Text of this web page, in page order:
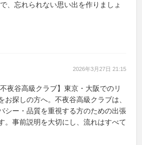
、忘れられない思い出を作りましょ
2026年3月27日 21:15
不夜谷高級クラブ】東京・大阪でのリ
お探しの方へ。不夜谷高級クラブは、
シー・品質を重視する方のための出張
。事前説明を大切にし、流れはすべて